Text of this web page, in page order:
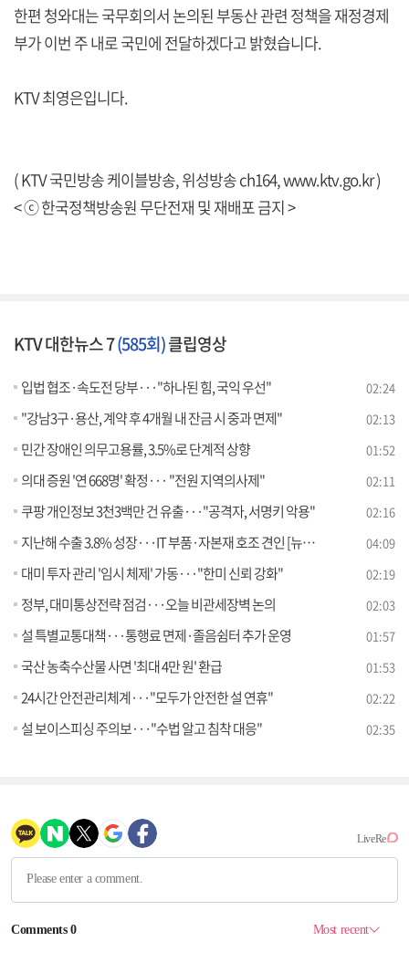
한편 청와대는 국무회의서 논의된 부동산 관련 정책을 재정경제
부가 이번 주 내로 국민에 전달하겠다고 밝혔습니다.
KTV 최영은입니다.
( KTV 국민방송 케이블방송, 위성방송 ch164,www.ktv.go.kr)
< ⓒ 한국정책방송원 무단전재 및 재배포 금지 >
KTV 대한뉴스 7(585회)클립영상
입법 협조·속도전 당부···"하나된 힘, 국익 우선" 02:24
"강남3구·용산, 계약 후 4개월 내 잔금 시 중과 면제" 02:13
민간 장애인 의무고용률, 3.5%로 단계적 상향 01:52
의대 증원 '연 668명' 확정··· "전원 지역의사제" 02:11
쿠팡 개인정보 3천3백만 건 유출···"공격자, 서명키 악용" 02:16
지난해 수출 3.8% 성장···IT 부품·자본재 호조 견인 [뉴스의 맥] 04:09
대미 투자 관리 '임시 체제' 가동···"한미 신뢰 강화" 02:19
정부, 대미통상전략 점검···오늘 비관세장벽 논의 02:03
설 특별교통대책···통행료 면제·졸음쉼터 추가 운영 01:57
국산 농축수산물 사면 '최대 4만 원' 환급 01:53
24시간 안전관리체계···"모두가 안전한 설 연휴" 02:22
설 보이스피싱 주의보···"수법 알고 침착 대응" 02:35